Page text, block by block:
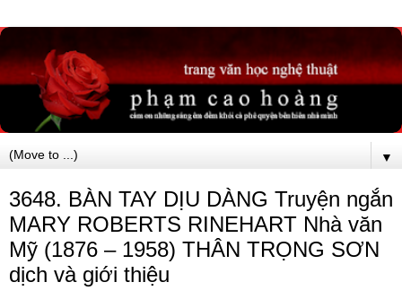
▼
3648. BÀN TAY DỊU DÀNG Truyện ngắn
MARY ROBERTS RINEHART Nhà văn
Mỹ (1876 – 1958) THÂN TRỌNG SƠN
dịch và giới thiệu